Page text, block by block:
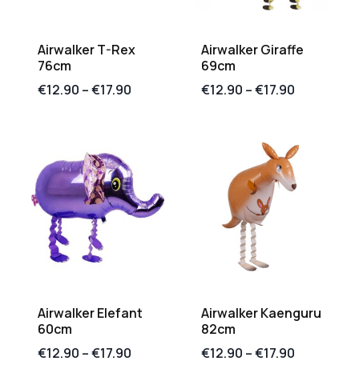
Airwalker T-Rex
76cm
€12.90 –€17.90
Airwalker Giraffe
69cm
€12.90 –€17.90
Airwalker Elefant
60cm
€12.90 –€17.90
Airwalker Kaenguru
82cm
€12.90 –€17.90